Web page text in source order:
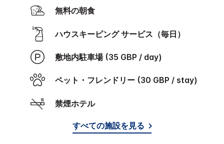
無料の朝食
ハウスキーピング サービス（毎日）
敷地内駐車場 (35 GBP / day)
ペット・フレンドリー (30 GBP / stay)
禁煙ホテル
すべての施設を見る